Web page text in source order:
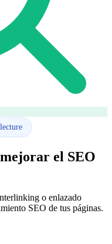
el SEO
o enlazado
SEO de tus páginas.